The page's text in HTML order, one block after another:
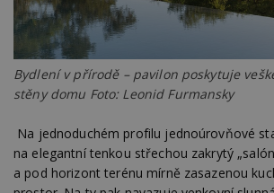
Bydlení v přírodě – pavilon poskytuje
stěny domu Foto: Leonid Furmansky
Na jednoduchém profilu jednoúrovňové
na elegantní tenkou střechou zakrytý
a pod horizont terénu mírně zasazenou